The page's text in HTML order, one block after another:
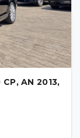
AN 2013,